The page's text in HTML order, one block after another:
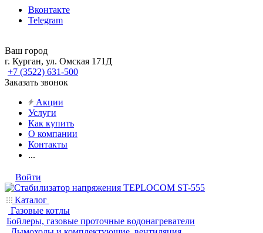
Вконтакте
Telegram
Ваш город
г. Курган, ул. Омская 171Д
+7 (3522) 631-500
Заказать звонок
Акции
Услуги
Как купить
О компании
Контакты
...
Войти
Каталог
Газовые котлы
Бойлеры, газовые проточные водонагреватели